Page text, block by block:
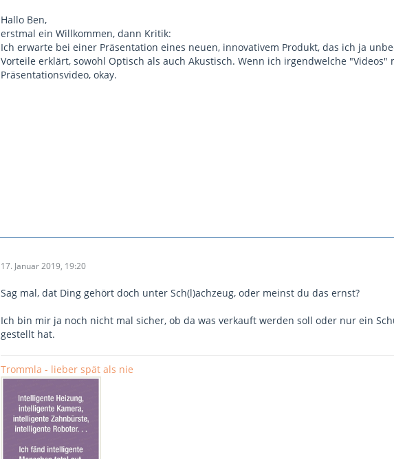
Hallo Ben,
erstmal ein Willkommen, dann Kritik:
Ich erwarte bei einer Präsentation eines neuen, innovativem Produkt, das ich ja
Vorteile erklärt, sowohl Optisch als auch Akustisch. Wenn ich irgendwelche
Präsentationsvideo, okay.
17. Januar 2019, 19:20
Sag mal, dat Ding gehört doch unter Sch(l)achzeug, oder meinst du das ernst?
Ich bin mir ja noch nicht mal sicher, ob da was verkauft werden soll oder nur ein
gestellt hat.
Trommla - lieber spät als nie